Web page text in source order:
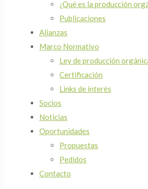
¿Qué es la producción
Publicaciones
Alianzas
Marco Normativo
Ley de producción
Certificación
Links de interés
Socios
Noticias
Oportunidades
Propuestas
Pedidos
Contacto